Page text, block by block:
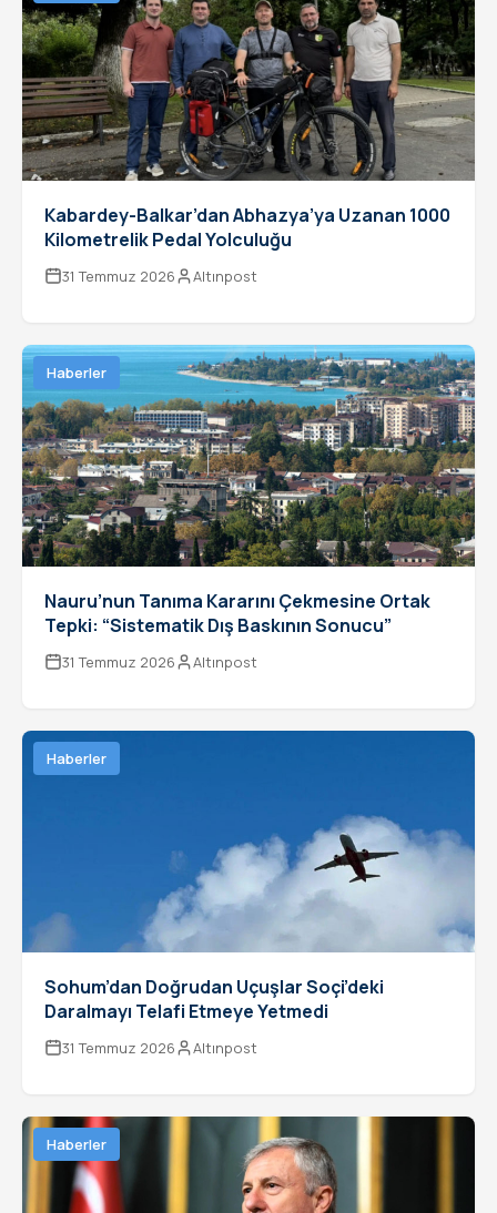
Kabardey-Balkar’dan Abhazya’ya Uzanan 1000
Kilometrelik Pedal Yolculuğu
31 Temmuz 2026 Altınpost
Haberler
Nauru’nun Tanıma Kararını Çekmesine Ortak
Tepki: “Sistematik Dış Baskının Sonucu”
31 Temmuz 2026 Altınpost
Haberler
Sohum’dan Doğrudan Uçuşlar Soçi’deki
Daralmayı Telafi Etmeye Yetmedi
31 Temmuz 2026 Altınpost
Haberler